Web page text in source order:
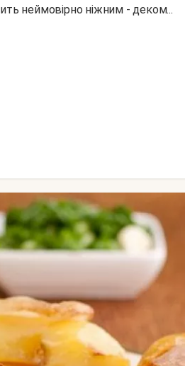
неймовірно ніжним - деком...